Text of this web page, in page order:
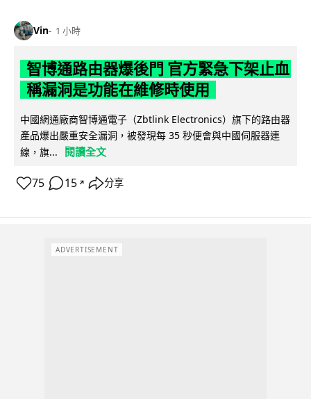
Vin 1 小時
智博通路由器爆後門 官方緊急下架止血
稱漏洞是功能在維修時使用
中國網通廠商智博通電子（Zbtlink Electronics）旗下的路由器
產品爆出嚴重安全漏洞，被發現每 35 秒便會與中國伺服器連
線，旗...
閱讀全文
75 15 ↗ 分享
ADVERTISEMENT